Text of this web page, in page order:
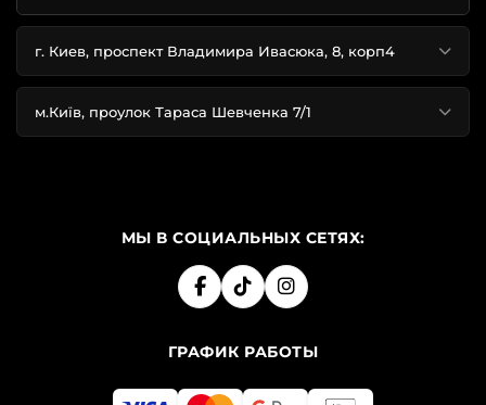
г. Киев, проспект Владимира Ивасюка, 8, корп4
м.Київ, проулок Тараса Шевченка 7/1
МЫ В СОЦИАЛЬНЫХ СЕТЯХ:
ГРАФИК РАБОТЫ